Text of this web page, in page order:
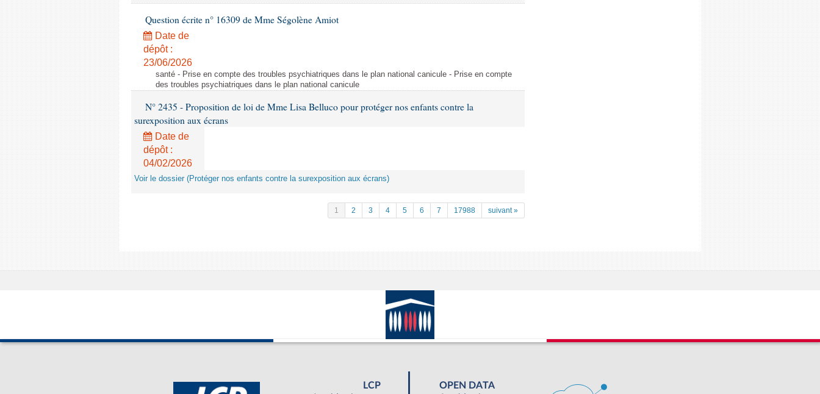
Question écrite n° 16309 de Mme Ségolène Amiot
Date de
dépôt :
23/06/2026
santé - Prise en compte des troubles psychiatriques dans le plan national canicule - Prise en compte
des troubles psychiatriques dans le plan national canicule
N° 2435 - Proposition de loi de Mme Lisa Belluco pour protéger nos enfants contre la
surexposition aux écrans
Date de
dépôt :
04/02/2026
Voir le dossier (Protéger nos enfants contre la surexposition aux écrans)
1 2 3 4 5 6 7 17988 suivant »
LCP
OPEN DATA